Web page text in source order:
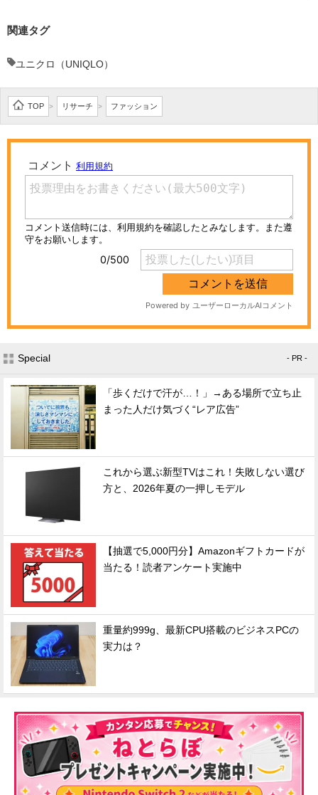
関連タグ
ユニクロ（UNIQLO）
TOP > リサーチ > ファッション
Special - PR -
「歩くだけで汗が…！」→ある場所で立ち止
まった人だけ気づく“レア広告”
これから選ぶ新型TVはこれ！失敗しない選び
方と、2026年夏の一押しモデル
【抽選で5,000円分】Amazonギフトカードが
当たる！読者アンケート実施中
重量約999g、最新CPU搭載のビジネスPCの
実力は？